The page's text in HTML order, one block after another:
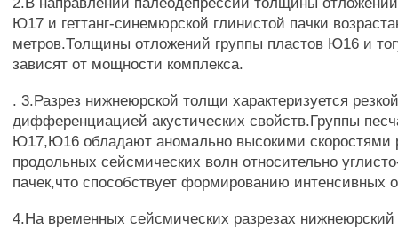
Ю17 и геттанг-синемюрской глинистой пачки
метров.Толщины отложений группы пластов Ю16 и
зависят от мощности комплекса.
. 3.Разрез нижнеюрской толщи характеризуется
дифференциацией акустических свойств.Группы
Ю17,Ю16 обладают аномально высокими скоростями
продольных сейсмических волн относительно
пачек,что способствует формированию интенсивных
4.На временных сейсмических разрезах нижнеюрский